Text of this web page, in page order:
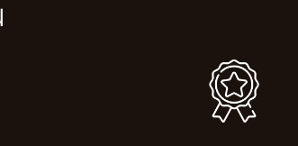
Konsekwentnie, unikaj
rozdzielcza samochodu.